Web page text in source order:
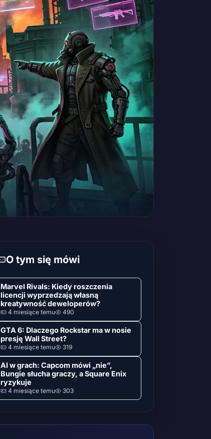
O tym się mówi
Marvel Rivals: Kiedy roszczenia
licencji wyprzedzają własną
kreatywność deweloperów?
4 miesiące temu 490
GTA 6: Dlaczego Rockstar ma w nosie
presję Wall Street?
4 miesiące temu 319
AI w grach: Capcom mówi „nie”,
Bungie słucha graczy, a Square Enix
ryzykuje
4 miesiące temu 303